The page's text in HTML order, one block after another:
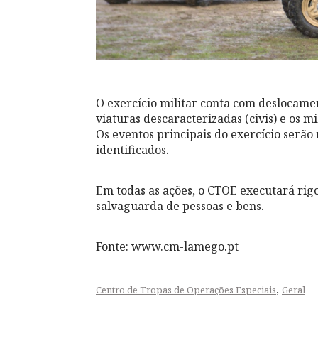
O exercício militar conta com
viaturas descaracterizadas (civis) e os
Os eventos principais do exercício
identificados.
Em todas as ações, o CTOE executará
salvaguarda de pessoas e bens.
Fonte: www.cm-lamego.pt
Centro de Tropas de Operações Especiais, Geral